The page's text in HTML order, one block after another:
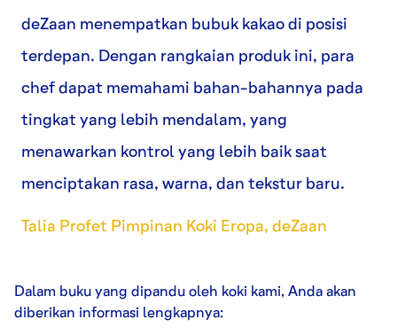
deZaan menempatkan bubuk kakao di posisi
terdepan. Dengan rangkaian produk ini, para
chef dapat memahami bahan-bahannya pada
tingkat yang lebih mendalam, yang
menawarkan kontrol yang lebih baik saat
menciptakan rasa, warna, dan tekstur baru.
Talia Profet Pimpinan Koki Eropa, deZaan
Dalam buku yang dipandu oleh koki kami, Anda akan
diberikan informasi lengkapnya: